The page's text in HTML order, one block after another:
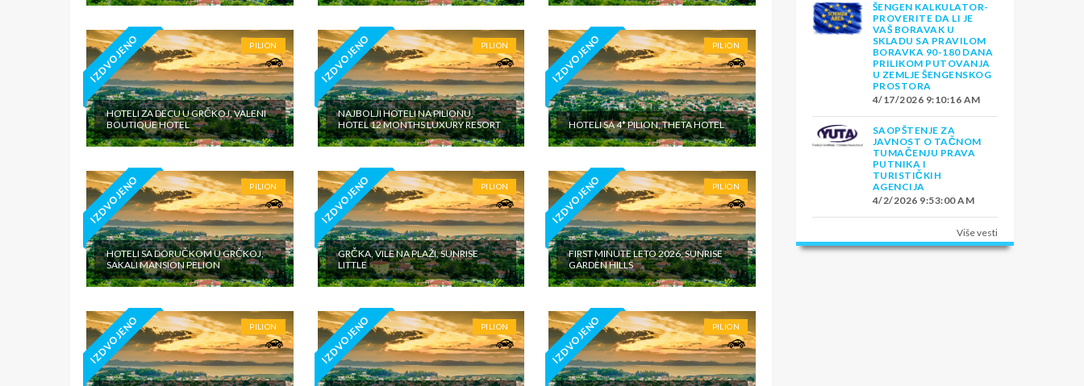
IZDVOJENO PILION
HOTELI ZA DECU U GRČKOJ, VALENI
BOUTIQUE HOTEL
IZDVOJENO PILION
NAJBOLJI HOTELI NA PILIONU,
HOTEL 12 MONTHS LUXURY RESORT
IZDVOJENO PILION
HOTELI SA 4* PILION, THETA HOTEL
IZDVOJENO PILION
HOTELI SA DORUČKOM U GRČKOJ,
SAKALI MANSION PELION
IZDVOJENO PILION
GRČKA, VILE NA PLAŽI, SUNRISE
LITTLE
IZDVOJENO PILION
FIRST MINUTE LETO 2026, SUNRISE
GARDEN HILLS
IZDVOJENO PILION IZDVOJENO PILION IZDVOJENO PILION
ŠENGEN KALKULATOR-
PROVERITE DA LI JE
VAŠ BORAVAK U
SKLADU SA PRAVILOM
BORAVKA 90-180 DANA
PRILIKOM PUTOVANJA
U ZEMLJE ŠENGENSKOG
PROSTORA
4/17/2026 9:10:16 AM
SAOPŠTENJE ZA
JAVNOST O TAČNOM
TUMAČENJU PRAVA
PUTNIKA I
TURISTIČKIH
AGENCIJA
4/2/2026 9:53:00 AM
Više vesti